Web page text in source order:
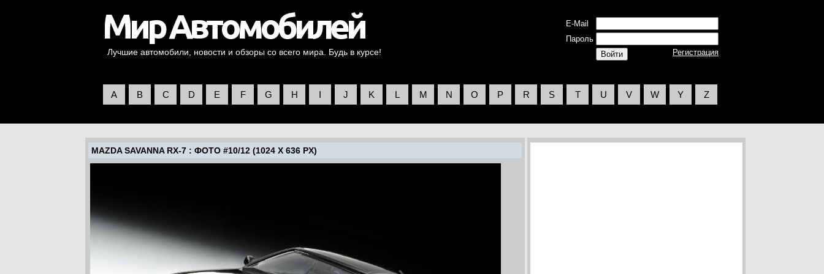
Лучшие автомобили, новости и обзоры со всего мира. Будь в курсе!
E-Mail
Пароль
Регистрация
A B C D E F G H I J K L M N O P R S T U V W Y Z
MAZDA SAVANNA RX-7: ФОТО #10/12 (1024 X 636 PX)